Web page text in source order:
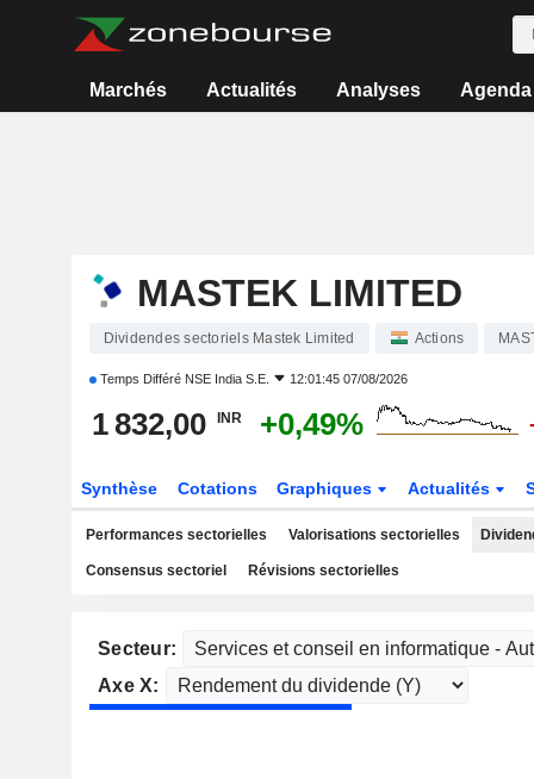
Marchés Actualités Analyses Agenda
MASTEK LIMITED
Dividendes sectoriels Mastek Limited Actions
Temps Différé NSE India S.E. 12:01:45 07/08/2026
1 832,00 INR +0,49%
Synthèse Cotations Graphiques Actualités
Performances sectorielles Valorisations sectorielles
Consensus sectoriel Révisions sectorielles
Secteur:
Axe X: